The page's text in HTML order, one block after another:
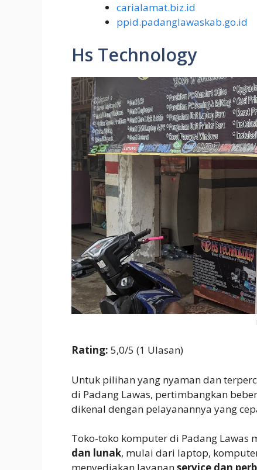
carialamat.biz.id
ppid.padanglawaskab.go.id
Hs Technology
Rating: 5,0/5 (1 Ulasan)
Untuk pilihan yang nyaman dan
di Padang Lawas, pertimbangkan
dikenal dengan pelayanannya yang
Toko-toko komputer di Padang Lawas
dan lunak, mulai dari laptop,